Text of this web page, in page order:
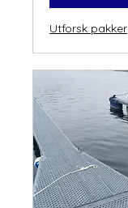
Utforsk pakker